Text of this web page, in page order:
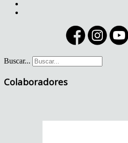
Buscar...
Colaboradores